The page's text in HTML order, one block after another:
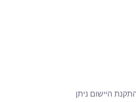
היישום ניתן